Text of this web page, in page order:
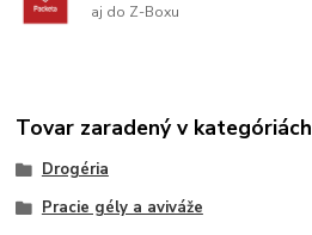
aj do Z-Boxu
Tovar zaradený v kategóriách
Drogéria
Pracie gély a aviváže